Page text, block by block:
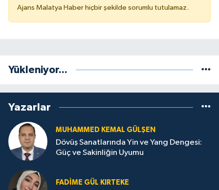
Ajans Malatya Haber hiçbir şekilde sorumlu tutulamaz.
Yükleniyor...
Yazarlar
MUHAMMED KEMAL GÜLŞEN
Dövüş Sanatlarında Yin ve Yang Dengesi:
Güç ve Sakinliğin Uyumu
FADIME GÜL KIRTEKE